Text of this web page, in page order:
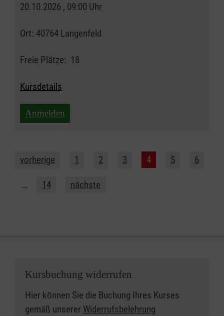
20.10.2026 , 09:00 Uhr
Ort: 40764 Langenfeld
Freie Plätze: 18
Kursdetails
Anmelden
vorherige 1 2 3 4 5 6
… 14 nächste
Kursbuchung widerrufen
Hier können Sie die Buchung Ihres Kurses
gemäß unserer Widerrufsbelehrung